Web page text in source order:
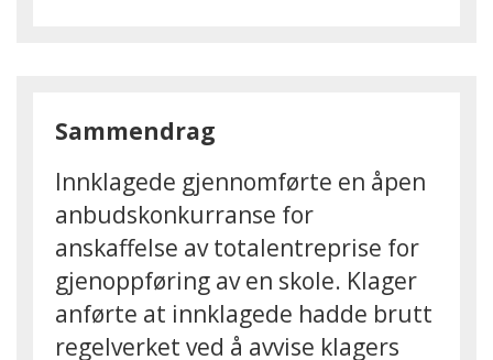
Sammendrag
Innklagede gjennomførte en åpen
anbudskonkurranse for
anskaffelse av totalentreprise for
gjenoppføring av en skole. Klager
anførte at innklagede hadde brutt
regelverket ved å avvise klagers